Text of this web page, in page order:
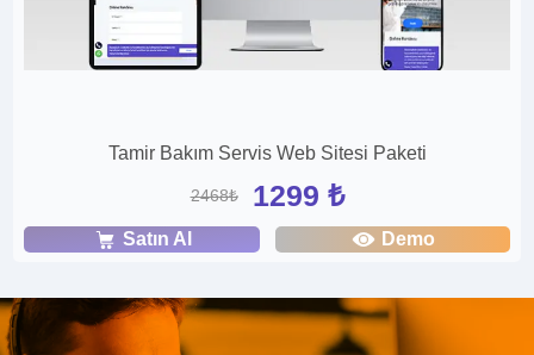
Tamir Bakım Servis Web Sitesi Paketi
2468₺ 1299 ₺
Satın Al Demo